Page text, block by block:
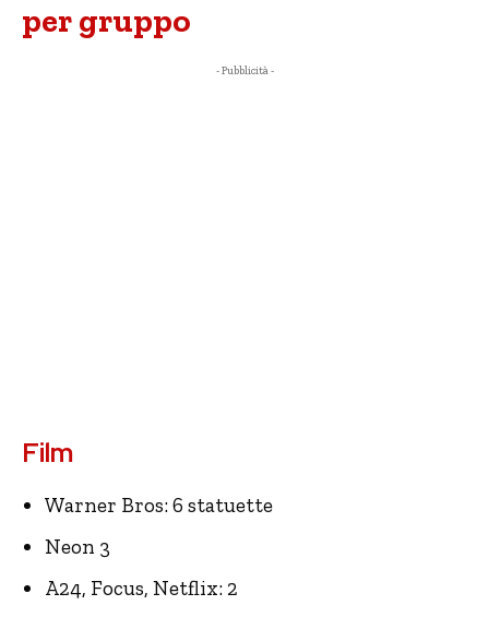
per gruppo
- Pubblicità -
Film
Warner Bros: 6 statuette
Neon 3
A24, Focus, Netflix: 2